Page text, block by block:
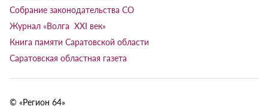
Собрание законодательства СО
Журнал «Волга XXI век»
Книга памяти Саратовской области
Саратовская областная газета
© «Регион 64»